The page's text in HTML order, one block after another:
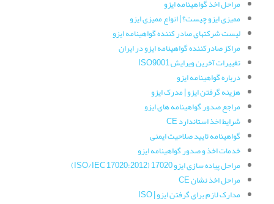
مراحل اخذ گواهینامه ایزو
ممیزی ایزو چیست؟ | انواع ممیزی ایزو
لیست شرکتهای صادر کننده گواهینامه ایزو
مراکز صادرکننده گواهینامه ایزو در ایران
تغییرات آخرین ویرایش ISO9001
درباره گواهینامه ایزو
هزینه گرفتن ایزو | مدرک ایزو
مراجع صدور گواهینامه های ایزو
شرایط اخذ استاندارد CE
گواهینامه تایید صلاحیت ایمنی
خدمات اخذ و صدور گواهینامه ایزو
مراحل پیاده سازی ایزو 17020 (ISO/IEC 17020:2012)
مراحل اخذ نشان CE
مدارک لازم برای گرفتن ایزو | ISO